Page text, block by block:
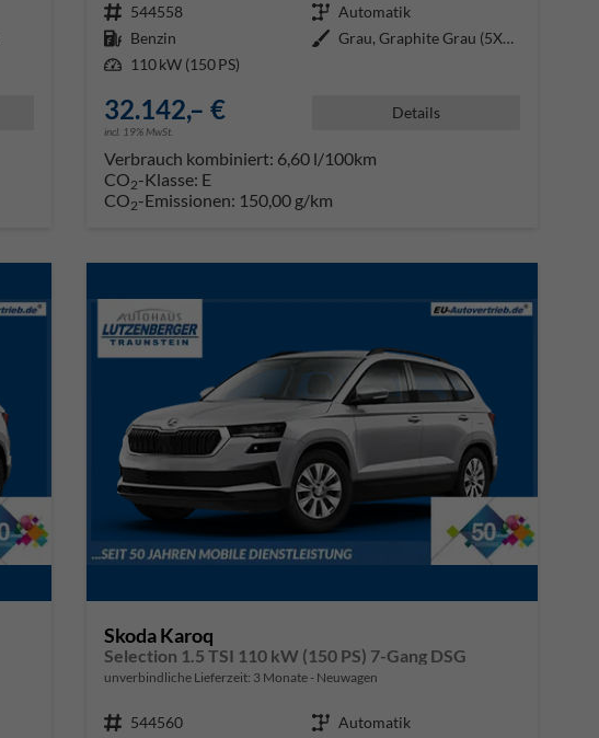
Fahrzeugnr. 544558 Getriebe Automatik
Kraftstoff Benzin Außenfarbe
Grau, Graphite Grau (5X5X)
Leistung 110 kW (150 PS)
32.142,– €
incl. 19% MwSt.
Details
Verbrauch kombiniert: 6,60 l/100km
CO2-Klasse: E
CO2-Emissionen: 150,00 g/km
Skoda Karoq
Selection 1.5 TSI 110 kW (150 PS) 7-Gang DSG
unverbindliche Lieferzeit: 3 Monate Neuwagen
Fahrzeugnr. 544560 Getriebe Automatik